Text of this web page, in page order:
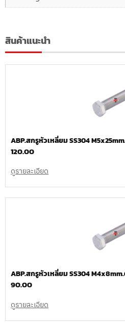
สินค้าแนะนำ
ABP.สกรูหัวเหลี่ยม SS304
120.00
ดูรายละเอียด
ABP.สกรูหัวเหลี่ยม SS304
90.00
ดูรายละเอียด